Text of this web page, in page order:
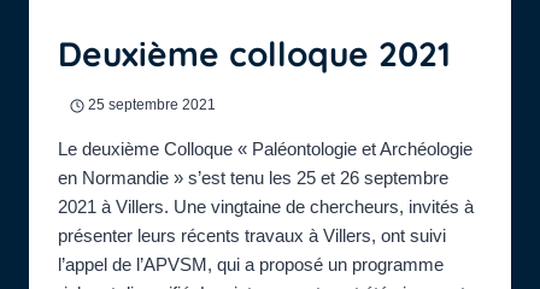
Deuxième colloque 2021
25 septembre 2021
Le deuxième Colloque « Paléontologie et Archéologie
en Normandie » s’est tenu les 25 et 26 septembre
2021 à Villers. Une vingtaine de chercheurs, invités à
présenter leurs récents travaux à Villers, ont suivi
l’appel de l’APVSM, qui a proposé un programme